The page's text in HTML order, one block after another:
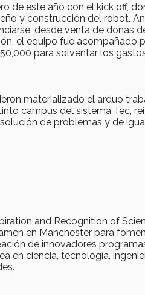
de este año con el kick off,
y construcción del robot.
desde venta de donas
el equipo fue acompañado
para solventar los
materializado el arduo
campus del sistema Tec,
de problemas y de
and Recognition of
en Manchester para
de innovadores
en ciencia, tecnología,